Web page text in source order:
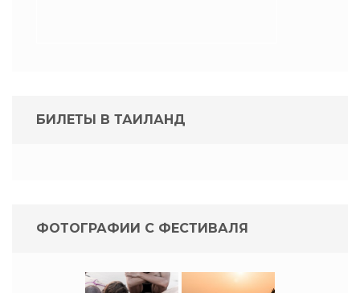
БИЛЕТЫ В ТАИЛАНД
ФОТОГРАФИИ С ФЕСТИВАЛЯ